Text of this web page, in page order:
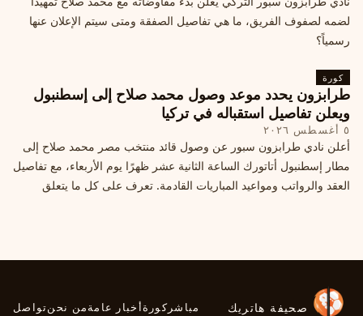
لضمه لصفوف الفريق، ما هي تفاصيل الصفقة ومتى سيتم الإعلان عنها
رسمياً؟
كورة
طرابزون يحدد موعد وصول محمد صلاح إلى إسطنبول
ويعلن تفاصيل استقباله في تركيا
٥ أغسطس ٢٠٢٦
أعلن نادي طرابزون سبور عن وصول قائد منتخب مصر محمد صلاح إلى
مطار إسطنبول أتاتورك الساعة الثانية عشر ظهرًا يوم الأربعاء، مع تفاصيل
العقد والرواتب ومواعيد المباريات القادمة. تعرف على كل ما يتعلق
صحيفة هاتريك مباشر كورةأخبار عامةمن نحنتواصل